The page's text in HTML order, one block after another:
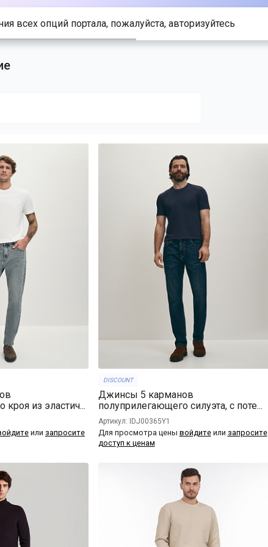
из эластич...
или запросите
DISCOUNT
Джинсы 5 карманов
полуприлегающего силуэта, с поте...
Артикул: IDJ00365Y1
Для просмотра цены войдитеили запросите
доступ к ценам
всех опций портала, пожалуйста, авторизуйтесь